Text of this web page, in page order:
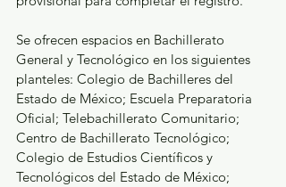
Se ofrecen espacios en Bachillerato
General y Tecnológico en los siguientes
planteles: Colegio de Bachilleres del
Estado de México; Escuela Preparatoria
Oficial; Telebachillerato Comunitario;
Centro de Bachillerato Tecnológico;
Colegio de Estudios Científicos y
Tecnológicos del Estado de México;